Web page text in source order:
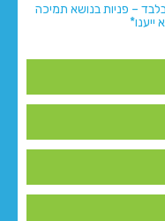
– פניות בנושא תמיכה
ייענו*